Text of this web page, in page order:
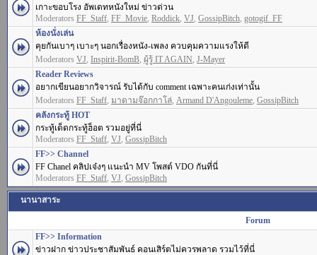
เกาะขอบโรง อัพเดทหนังใหม่ ข่าวด่วน
Moderators FF_Staff, FF_Movie, Roddick, VJ, GossipBitch, gotogif_FF
ห้องนั่งเล่น
คุยกันเบาๆ เบาะๆ นอกเรื่องหนัง-เพลง ควบคุมความแรงให้ดี
Moderators VJ, Inspirit-BomB, ผู้รู้ IT AGAIN, J-Mayer
Reader Reviews
อยากเขียนอยากวิจารณ์ รับได้กับ comment เฉพาะคนเก่งเท่านั้น
Moderators FF_Staff, มาดามจ๊อกกาโล่, Armand D'Angouleme, GossipBitch
คลังกระทู้ HOT
กระทู้เด็ดกระทู้ฮ็อต รวมอยู่ที่นี่
Moderators FF_Staff, VJ, GossipBitch
FF>> Channel
FF Chanel คลิปเจ๋งๆ แนะนำ MV โพสต์ VDO กันที่นี่
Moderators FF_Staff, VJ, GossipBitch
นานาสาระ
Forum
FF>> Information
ข่าวฝาก ข่าวประชาสัมพันธ์ คอนเสิร์ตไม่ควรพลาด รวมไว้ที่นี่